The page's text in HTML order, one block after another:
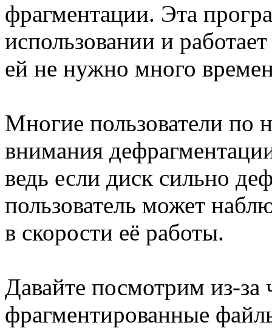
фрагментации. Эта
использовании и
ей не нужно много
Многие пользователи по
внимания
ведь если диск сильно
пользователь может
в скорости её работы.
Давайте посмотрим из-за
фрагментированные